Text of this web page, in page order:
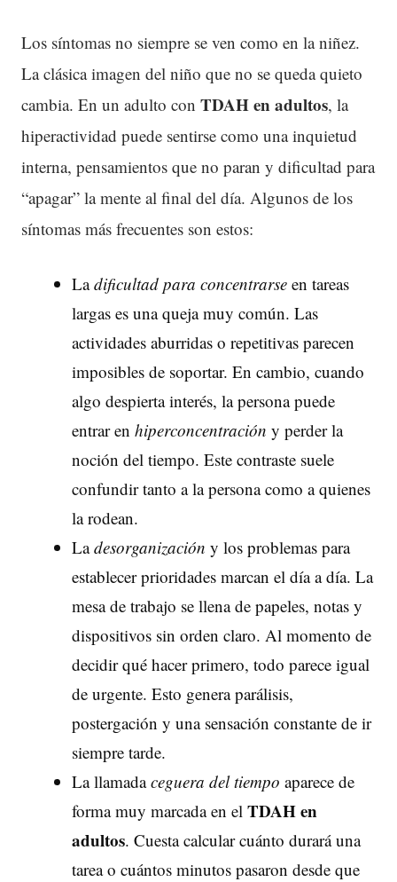
Los síntomas no siempre se ven como en la niñez.
La clásica imagen del niño que no se queda quieto
cambia. En un adulto con TDAHen adultos, la
hiperactividad puede sentirse como una inquietud
interna, pensamientos que no paran y dificultad para
“apagar” la mente al final del día. Algunos de los
síntomas más frecuentes son estos:
Ladificultad para concentrarse en tareas
largas es una queja muy común. Las
actividades aburridas o repetitivas parecen
imposibles de soportar. En cambio, cuando
algo despierta interés, la persona puede
entrar en hiperconcentración y perder la
noción del tiempo. Este contraste suele
confundir tanto a la persona como a quienes
la rodean.
Ladesorganización y los problemas para
establecer prioridades marcan el día a día. La
mesa de trabajo se llena de papeles, notas y
dispositivos sin orden claro. Al momento de
decidir qué hacer primero, todo parece igual
de urgente. Esto genera parálisis,
postergación y una sensación constante de ir
siempre tarde.
La llamadaceguera del tiempo aparece de
forma muy marcada en el TDAHen
adultos. Cuesta calcular cuánto durará una
tarea o cuántos minutos pasaron desde que